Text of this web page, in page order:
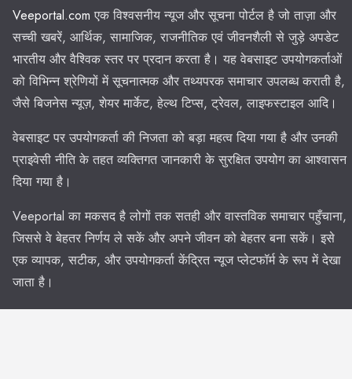
Veeportal.com एक विश्वसनीय न्यूज और सूचना पोर्टल है जो ताज़ा और
सच्ची खबरें, आर्थिक, सामाजिक, राजनीतिक एवं जीवनशैली से जुड़े अपडेट
भारतीय और वैश्विक स्तर पर प्रदान करता है। यह वेबसाइट उपयोगकर्ताओं
को विभिन्न श्रेणियों में सूचनात्मक और तथ्यपरक समाचार उपलब्ध कराती है,
जैसे बिजनेस न्यूज़, शेयर मार्केट, हेल्थ टिप्स, ट्रेवल, लाइफस्टाइल आदि।
वेबसाइट पर उपयोगकर्ता की निजता को बड़ा महत्व दिया गया है और उनकी
प्राइवेसी नीति के तहत व्यक्तिगत जानकारी के सुरक्षित उपयोग का आश्वासन
दिया गया है।
Veeportal का मकसद है लोगों तक सतही और वास्तविक समाचार पहुँचाना,
जिससे वे बेहतर निर्णय ले सकें और अपने जीवन को बेहतर बना सकें। इसे
एक व्यापक, सटीक, और उपयोगकर्ता केंद्रित न्यूज प्लेटफॉर्म के रूप में देखा
जाता है।